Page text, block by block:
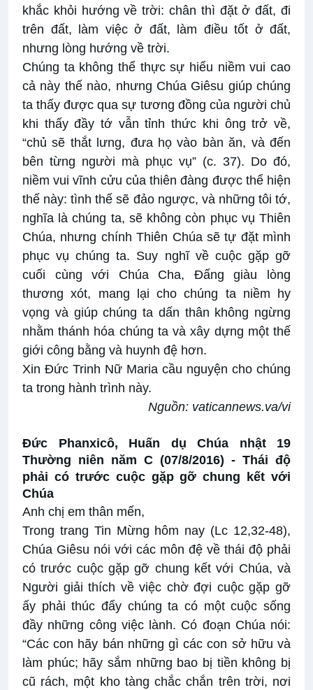
khắc khỏi hướng về trời: chân thì đặt ở đất, đi
trên đất, làm việc ở đất, làm điều tốt ở đất,
nhưng lòng hướng về trời.
Chúng ta không thể thực sự hiểu niềm vui cao
cả này thế nào, nhưng Chúa Giêsu giúp chúng
ta thấy được qua sự tương đồng của người chủ
khi thấy đầy tớ vẫn tỉnh thức khi ông trở về,
“chủ sẽ thắt lưng, đưa họ vào bàn ăn, và đến
bên từng người mà phục vụ” (c. 37). Do đó,
niềm vui vĩnh cửu của thiên đàng được thể hiện
thế này: tình thế sẽ đảo ngược, và những tôi tớ,
nghĩa là chúng ta, sẽ không còn phục vụ Thiên
Chúa, nhưng chính Thiên Chúa sẽ tự đặt mình
phục vụ chúng ta. Suy nghĩ về cuộc gặp gỡ
cuối cùng với Chúa Cha, Đấng giàu lòng
thương xót, mang lại cho chúng ta niềm hy
vọng và giúp chúng ta dấn thân không ngừng
nhằm thánh hóa chúng ta và xây dựng một thế
giới công bằng và huynh đệ hơn.
Xin Đức Trinh Nữ Maria cầu nguyện cho chúng
ta trong hành trình này.
Nguồn: vaticannews.va/vi
Đức Phanxicô, Huấn dụ Chúa nhật 19
Thường niên năm C (07/8/2016) - Thái độ
phải có trước cuộc gặp gỡ chung kết với
Chúa
Anh chị em thân mến,
Trong trang Tin Mừng hôm nay (Lc 12,32-48),
Chúa Giêsu nói với các môn đệ về thái độ phải
có trước cuộc gặp gỡ chung kết với Chúa, và
Người giải thích về việc chờ đợi cuộc gặp gỡ
ấy phải thúc đẩy chúng ta có một cuộc sống
đầy những công việc lành. Có đoạn Chúa nói:
“Các con hãy bán những gì các con sở hữu và
làm phúc; hãy sắm những bao bị tiền không bị
cũ rách, một kho tàng chắc chắn trên trời, nơi